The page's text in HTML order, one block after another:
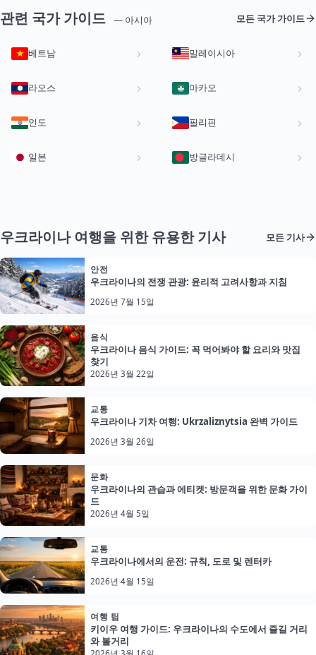
관련 국가 가이드 — 아시아 모든 국가 가이드
베트남 말레이시아
라오스 마카오
인도 필리핀
일본 방글라데시
우크라이나 여행을 위한 유용한 기사 모든 기사
안전
우크라이나의 전쟁 관광: 윤리적 고려사항과 지침
2026년 7월 15일
음식
우크라이나 음식 가이드: 꼭 먹어봐야 할 요리와 맛집
찾기
2026년 3월 22일
교통
우크라이나 기차 여행: Ukrzaliznytsia 완벽 가이드
2026년 3월 26일
문화
우크라이나의 관습과 에티켓: 방문객을 위한 문화 가이
드
2026년 4월 5일
교통
우크라이나에서의 운전: 규칙, 도로 및 렌터카
2026년 4월 15일
여행 팁
키이우 여행 가이드: 우크라이나의 수도에서 즐길 거리
와 볼거리